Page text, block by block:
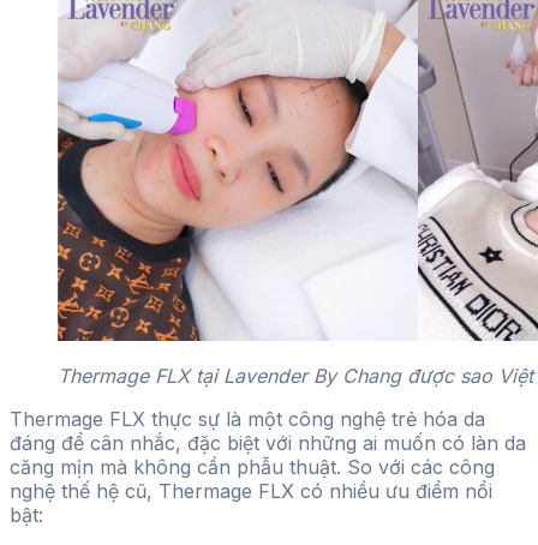
Thermage FLX tại Lavender By Chang được sao
Thermage FLX thực sự là một công nghệ trẻ hóa da
đáng để cân nhắc, đặc biệt với những ai muốn có làn da
căng mịn mà không cần phẫu thuật. So với các công
nghệ thế hệ cũ, Thermage FLX có nhiều ưu điểm nổi
bật: